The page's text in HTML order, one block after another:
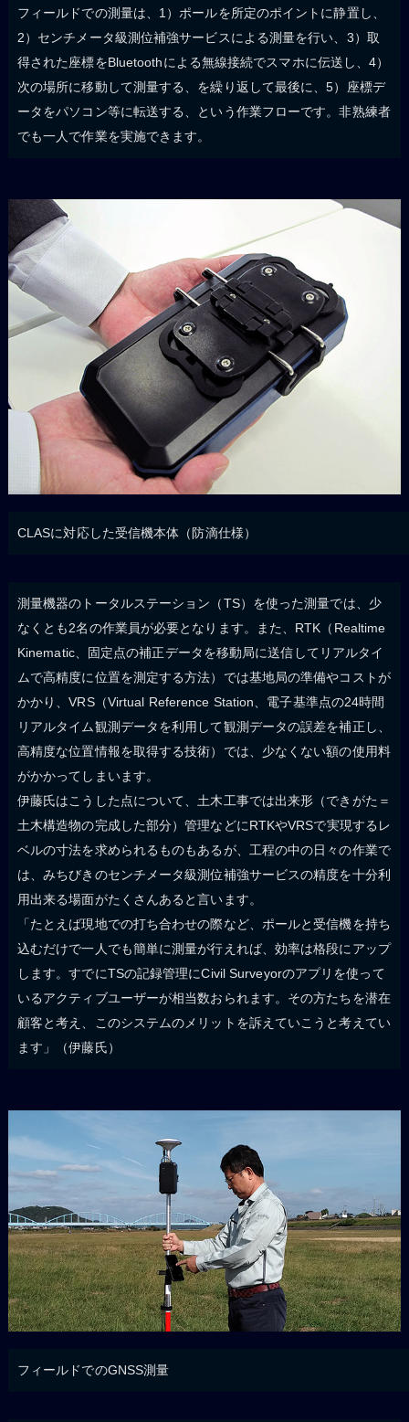
フィールドでの測量は、1）ポールを所定のポイントに静置し、
2）センチメータ級測位補強サービスによる測量を行い、3）取
得された座標をBluetoothによる無線接続でスマホに伝送し、4）
次の場所に移動して測量する、を繰り返して最後に、5）座標デ
ータをパソコン等に転送する、という作業フローです。非熟練者
でも一人で作業を実施できます。
CLASに対応した受信機本体（防滴仕様）
測量機器のトータルステーション（TS）を使った測量では、少
なくとも2名の作業員が必要となります。また、RTK（Realtime
Kinematic、固定点の補正データを移動局に送信してリアルタイ
ムで高精度に位置を測定する方法）では基地局の準備やコストが
かかり、VRS（Virtual Reference Station、電子基準点の24時間
リアルタイム観測データを利用して観測データの誤差を補正し、
高精度な位置情報を取得する技術）では、少なくない額の使用料
がかかってしまいます。
伊藤氏はこうした点について、土木工事では出来形（できがた＝
土木構造物の完成した部分）管理などにRTKやVRSで実現するレ
ベルの寸法を求められるものもあるが、工程の中の日々の作業で
は、みちびきのセンチメータ級測位補強サービスの精度を十分利
用出来る場面がたくさんあると言います。
「たとえば現地での打ち合わせの際など、ポールと受信機を持ち
込むだけで一人でも簡単に測量が行えれば、効率は格段にアップ
します。すでにTSの記録管理にCivil Surveyorのアプリを使って
いるアクティブユーザーが相当数おられます。その方たちを潜在
顧客と考え、このシステムのメリットを訴えていこうと考えてい
ます」（伊藤氏）
フィールドでのGNSS測量